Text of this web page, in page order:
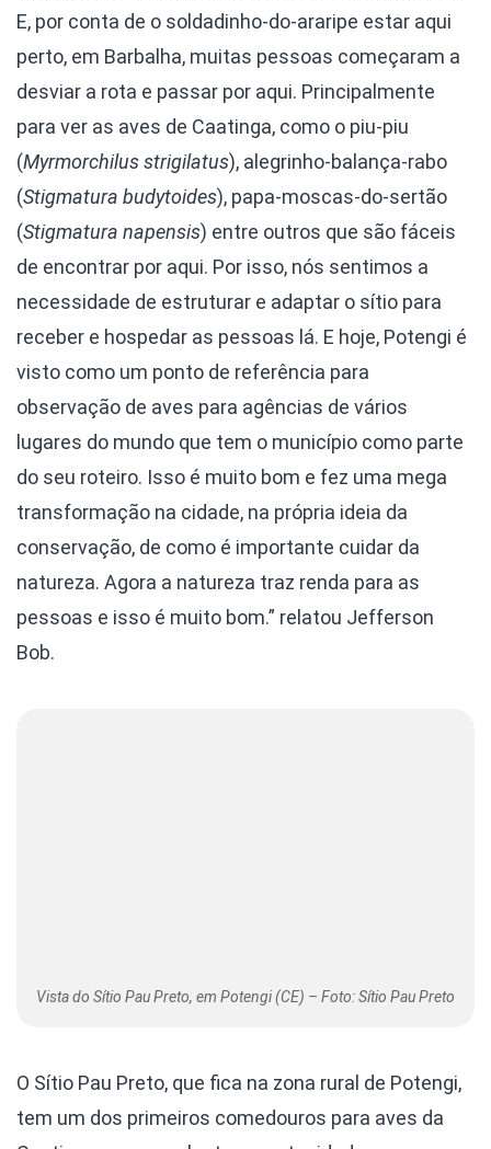
E, por conta de o soldadinho-do-araripe estar aqui
perto, em Barbalha, muitas pessoas começaram a
desviar a rota e passar por aqui. Principalmente
para ver as aves de Caatinga, como o piu-piu
(Myrmorchilus strigilatus), alegrinho-balança-rabo
(Stigmatura budytoides), papa-moscas-do-sertão
(Stigmatura napensis) entre outros que são fáceis
de encontrar por aqui. Por isso, nós sentimos a
necessidade de estruturar e adaptar o sítio para
receber e hospedar as pessoas lá. E hoje, Potengi é
visto como um ponto de referência para
observação de aves para agências de vários
lugares do mundo que tem o município como parte
do seu roteiro. Isso é muito bom e fez uma mega
transformação na cidade, na própria ideia da
conservação, de como é importante cuidar da
natureza. Agora a natureza traz renda para as
pessoas e isso é muito bom.” relatou Jefferson
Bob.
Vista do Sítio Pau Preto, em Potengi (CE) – Foto: Sítio Pau Preto
O Sítio Pau Preto, que fica na zona rural de Potengi,
tem um dos primeiros comedouros para aves da